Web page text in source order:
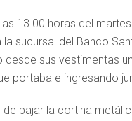
13.00 horas del
sucursal del Banco
sus vestimentas
portaba e ingresando
bajar la cortina